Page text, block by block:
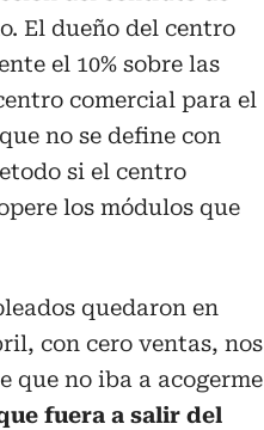
El dueño del centro
el 10% sobre las
comercial para el
no se define con
si el centro
los módulos que
quedaron en
con cero ventas, nos
que no iba a acogerme
fuera a salir del